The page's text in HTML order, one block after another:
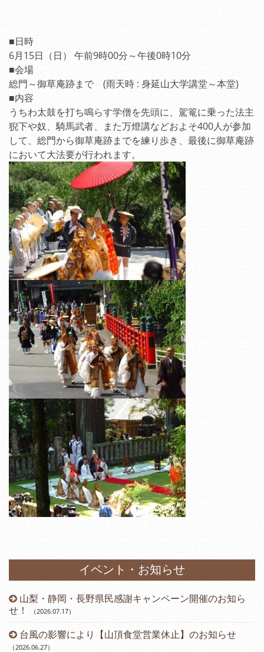
■日時
6月15日（日） 午前9時00分～午後0時10分
■会場
総門～御草庵跡まで (雨天時 : 身延山大学講堂～本堂)
■内容
うちわ太鼓を打ち鳴らす学僧を先頭に、駕篭に乗った法主
猊下や奴、騎馬武者、また万燈講などおよそ400人が参加
して、総門から御草庵跡までを練り歩き、最後に御草庵跡
において大法要が行われます。
イベント・お知らせ
山梨・静岡・長野県民感謝キャンペーン開催のお知ら
せ！
（2026.07.17）
台風の影響により【山頂食堂営業休止】のお知らせ
（2026.06.27）